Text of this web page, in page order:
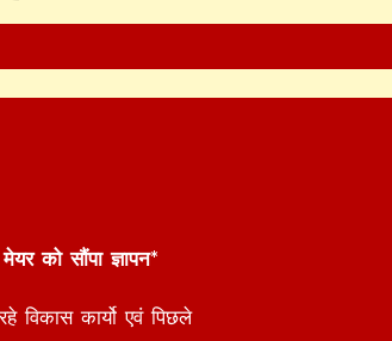
को सौंपा ज्ञापन*
विकास कार्यो एवं पिछले